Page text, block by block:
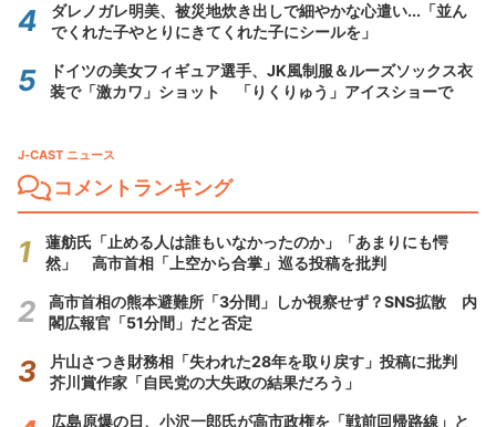
ダレノガレ明美、被災地炊き出しで細やかな心遣い...「並ん
でくれた子やとりにきてくれた子にシールを」
ドイツの美女フィギュア選手、JK風制服＆ルーズソックス衣
装で「激カワ」ショット 「りくりゅう」アイスショーで
J-CAST ニュース
コメントランキング
蓮舫氏「止める人は誰もいなかったのか」「あまりにも愕
然」 高市首相「上空から合掌」巡る投稿を批判
高市首相の熊本避難所「3分間」しか視察せず？SNS拡散 内
閣広報官「51分間」だと否定
片山さつき財務相「失われた28年を取り戻す」投稿に批判
芥川賞作家「自民党の大失政の結果だろう」
広島原爆の日、小沢一郎氏が高市政権を「戦前回帰路線」と